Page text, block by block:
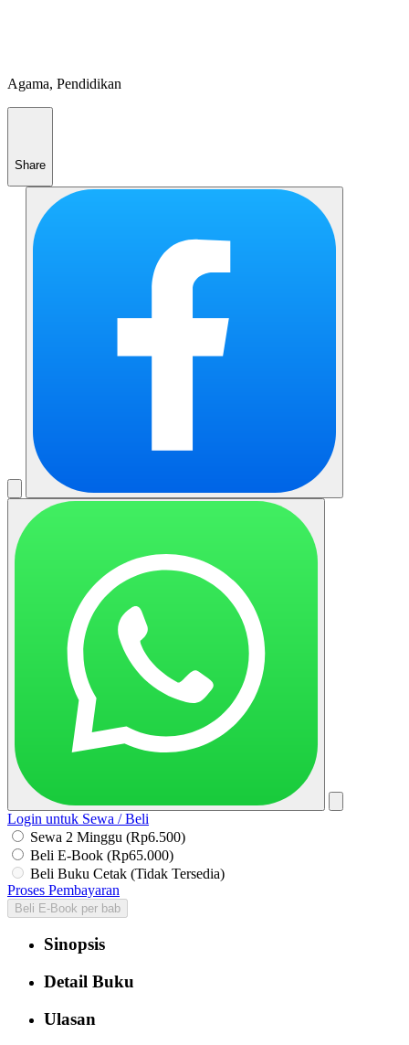
Agama, Pendidikan
Share
Login untuk Sewa / Beli
Sewa 2 Minggu (Rp6.500)
Beli E-Book (Rp65.000)
Beli Buku Cetak (Tidak Tersedia)
Proses Pembayaran
Beli E-Book per bab
Sinopsis
Detail Buku
Ulasan